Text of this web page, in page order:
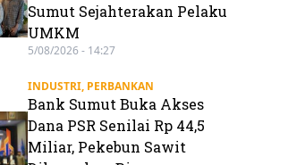
Sumut Sejahterakan Pelaku
UMKM
5/08/2026 - 14:27
INDUSTRI, PERBANKAN
Bank Sumut Buka Akses
Dana PSR Senilai Rp 44,5
Miliar, Pekebun Sawit